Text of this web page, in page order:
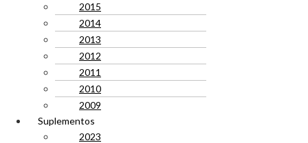
2015
2014
2013
2012
2011
2010
2009
Suplementos
2023